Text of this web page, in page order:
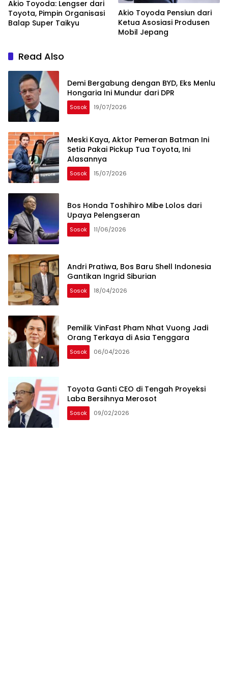
Akio Toyoda: Lengser dari
Toyota, Pimpin Organisasi
Balap Super Taikyu
Akio Toyoda Pensiun dari
Ketua Asosiasi Produsen
Mobil Jepang
Read Also
Demi Bergabung dengan BYD, Eks Menlu
Hongaria Ini Mundur dari DPR
Sosok 19/07/2026
Meski Kaya, Aktor Pemeran Batman Ini
Setia Pakai Pickup Tua Toyota, Ini
Alasannya
Sosok 15/07/2026
Bos Honda Toshihiro Mibe Lolos dari
Upaya Pelengseran
Sosok 11/06/2026
Andri Pratiwa, Bos Baru Shell Indonesia
Gantikan Ingrid Siburian
Sosok 18/04/2026
Pemilik VinFast Pham Nhat Vuong Jadi
Orang Terkaya di Asia Tenggara
Sosok 06/04/2026
Toyota Ganti CEO di Tengah Proyeksi
Laba Bersihnya Merosot
Sosok 09/02/2026